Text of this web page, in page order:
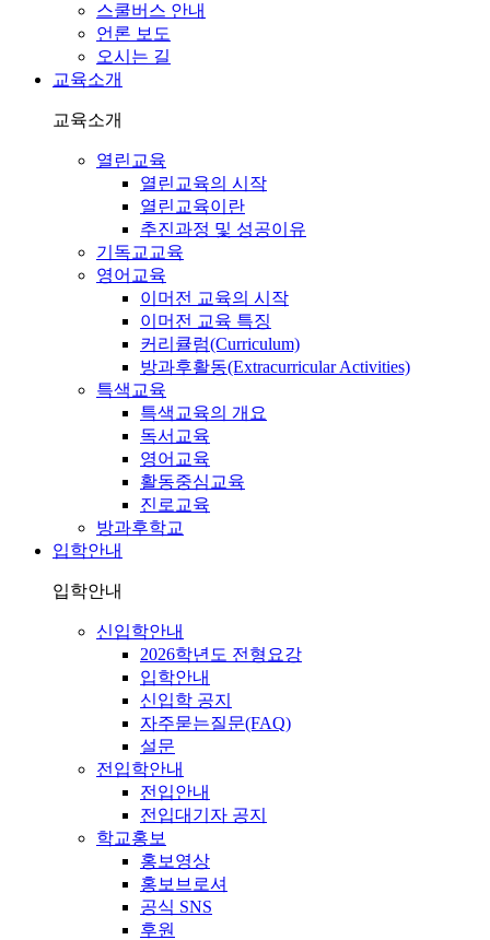
스쿨버스 안내
언론 보도
오시는 길
교육소개
교육소개
열린교육
열린교육의 시작
열린교육이란
추진과정 및 성공이유
기독교교육
영어교육
이머전 교육의 시작
이머전 교육 특징
커리큘럼(Curriculum)
방과후활동(Extracurricular Activities)
특색교육
특색교육의 개요
독서교육
영어교육
활동중심교육
진로교육
방과후학교
입학안내
입학안내
신입학안내
2026학년도 전형요강
입학안내
신입학 공지
자주묻는질문(FAQ)
설문
전입학안내
전입안내
전입대기자 공지
학교홍보
홍보영상
홍보브로셔
공식 SNS
후원